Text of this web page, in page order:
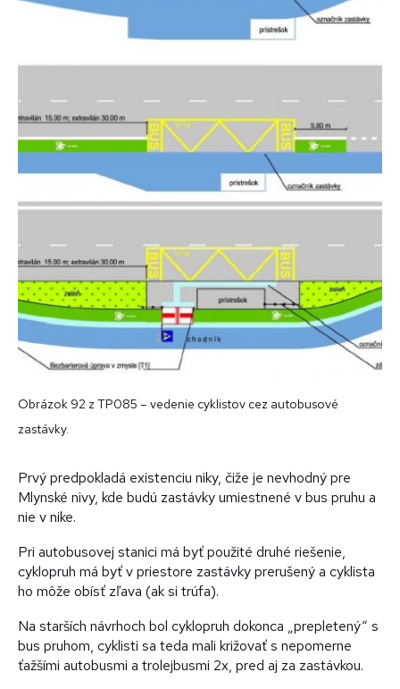
Obrázok 92 z TP085 – vedenie cyklistov cez autobusové
zastávky.
Prvý predpokladá existenciu niky, čiže je nevhodný pre
Mlynské nivy, kde budú zastávky umiestnené v bus pruhu a
nie v nike.
Pri autobusovej stanici má byť použité druhé riešenie,
cyklopruh má byť v priestore zastávky prerušený a cyklista
ho môže obísť zľava (ak si trúfa).
Na starších návrhoch bol cyklopruh dokonca „prepletený“ s
bus pruhom, cyklisti sa teda mali križovať s nepomerne
ťažšími autobusmi a trolejbusmi 2x, pred aj za zastávkou.